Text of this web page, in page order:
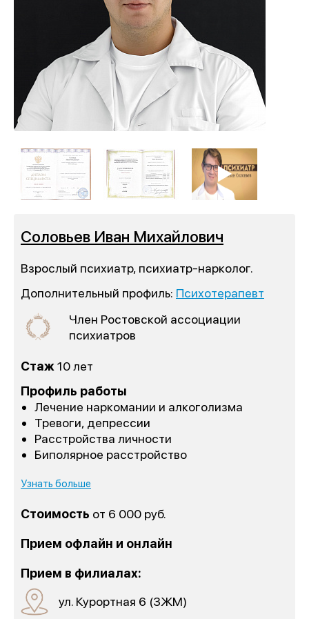
1 место
психотерапевтического профиля»
психотерапевтических практик
Организаторы:
НМИЦ им. В.М. Бехтерева.
Соловьев Иван Михайлович
Взрослый психиатр, психиатр-нарколог.
Дополнительный профиль: Психотерапевт
Член Ростовской ассоциации
психиатров
Стаж 10 лет
Профиль работы
Лечение наркомании и алкоголизма
Тревоги, депрессии
Расстройства личности
Биполярное расстройство
Узнать больше
Стоимость от 6 000 руб.
Прием офлайн и онлайн
Прием в филиалах:
ул. Курортная 6 (ЗЖМ)